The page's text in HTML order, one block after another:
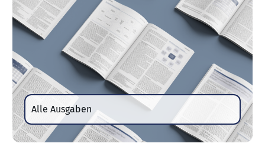
Alle Ausgaben